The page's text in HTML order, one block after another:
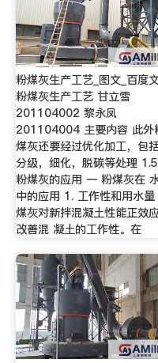
粉煤灰生产工艺_图文_百度
粉煤灰生产工艺 甘立雪
201104002 黎永凤
201104004 主要内容 此外
煤灰还要经过优化加工，包
分级，细化，脱碳等处理 1.5
粉煤灰的应用 一 粉煤灰在
中的应用 1. 工作性和用水
煤灰对新拌混凝土性能正效
改善混 凝土的工作性。在